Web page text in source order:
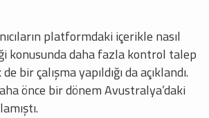
platformdaki içerikle nasıl
konusunda daha fazla kontrol talep
bir çalışma yapıldığı da açıklandı.
önce bir dönem Avustralya’daki